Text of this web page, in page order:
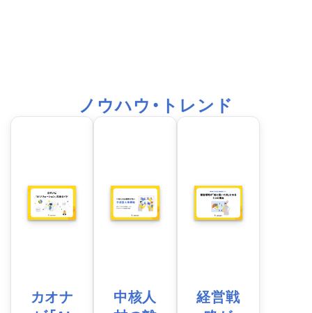
ノウハウ・トレンド
カオナ
中核人
経営戦